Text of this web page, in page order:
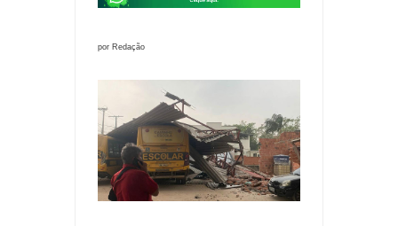
por Redação